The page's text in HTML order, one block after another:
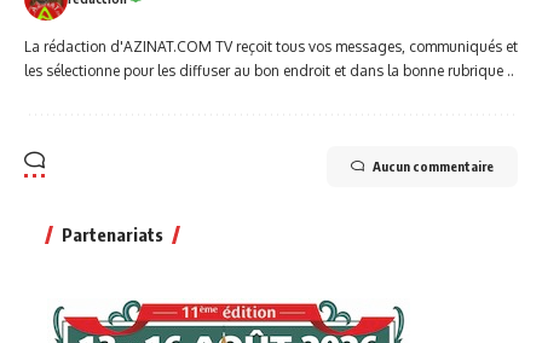
La rédaction d'AZINAT.COM TV reçoit tous vos messages, communiqués et
les sélectionne pour les diffuser au bon endroit et dans la bonne rubrique ..
Aucun commentaire
Partenariats